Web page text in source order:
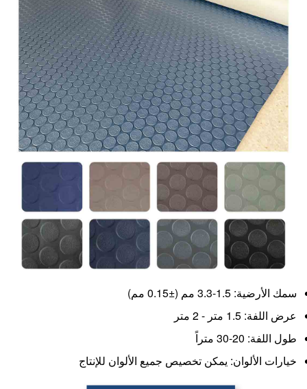
سمك الأرضية: 1.5-3.3 مم (±0.15 مم)
عرض اللفة: 1.5 متر - 2 متر
طول اللفة: 20-30 متراً
خيارات الألوان: يمكن تخصيص جميع الألوان للإنتاج